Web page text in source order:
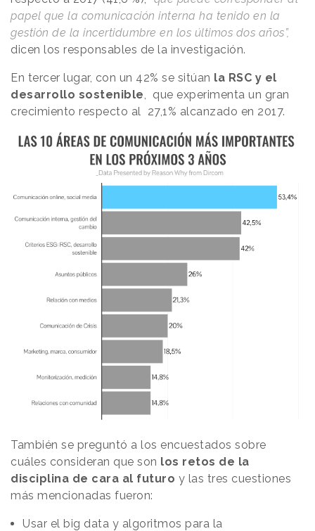
papel que la comunicación interna ha tenido en la
gestión de la incertidumbre en los últimos dos años”,
dicen los responsables de la investigación.
En tercer lugar, con un 42% se sitúan la RSC y el
desarrollo sostenible, que experimenta un gran
crecimiento respecto al 27,1% alcanzado en 2017.
También se preguntó a los encuestados sobre
cuáles consideran que son los retos de la
disciplina de cara al futuro y las tres cuestiones
más mencionadas fueron:
Usar el big data y algoritmos para la